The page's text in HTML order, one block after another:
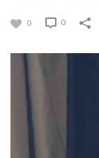
0 0